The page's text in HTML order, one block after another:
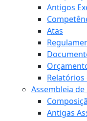
Antigos
Atas
Relatórios
Assembleia de
Antigas